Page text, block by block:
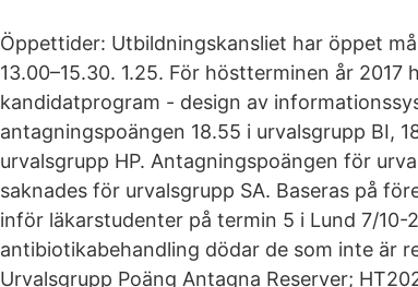
Öppettider: Utbildningskansliet har öppet
13.00–15.30. 1.25. För höstterminen år 2017
kandidatprogram - design av
antagningspoängen 18.55 i urvalsgrupp BI,
urvalsgrupp HP. Antagningspoängen för
saknades för urvalsgrupp SA. Baseras på
inför läkarstudenter på termin 5 i Lund 7/10-
antibiotikabehandling dödar de som inte är
Urvalsgrupp Poäng Antagna Reserver;